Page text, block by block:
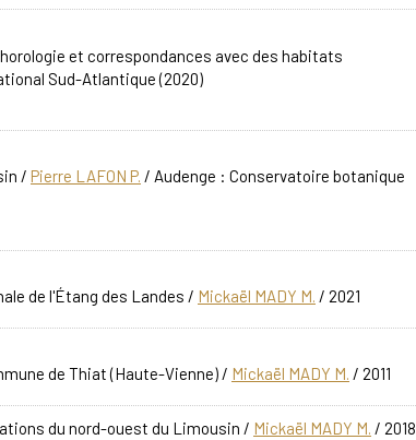
et correspondances avec des habitats
Sud-Atlantique (2020)
/ Pierre LAFON P. / Audenge : Conservatoire botanique
de l'Étang des Landes / Mickaël MADY M. / 2021
de Thiat (Haute-Vienne)/ Mickaël MADY M. / 2011
du nord-ouest du Limousin / Mickaël MADY M. / 2018